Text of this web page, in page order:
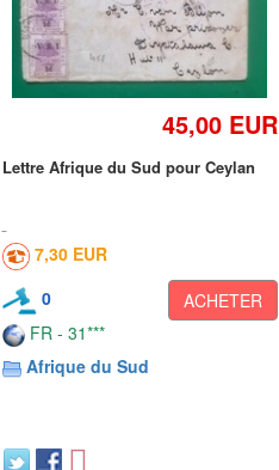
45,00 EUR
Lettre Afrique du Sud pour Ceylan
7,30 EUR
0
ACHETER
FR - 31***
Afrique du Sud